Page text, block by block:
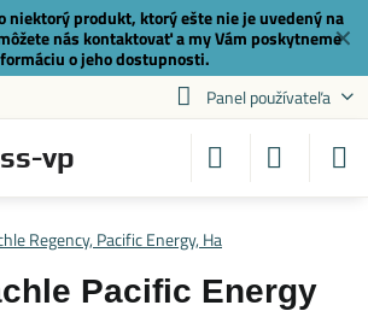
✕
niektorý produkt, ktorý ešte nie je uvedený na
nás kontaktovaťa my Vám poskytneme
o jeho dostupnosti.
Panel používateľa
vp
Regency, Pacific Energy, Ha
Pacific Energy